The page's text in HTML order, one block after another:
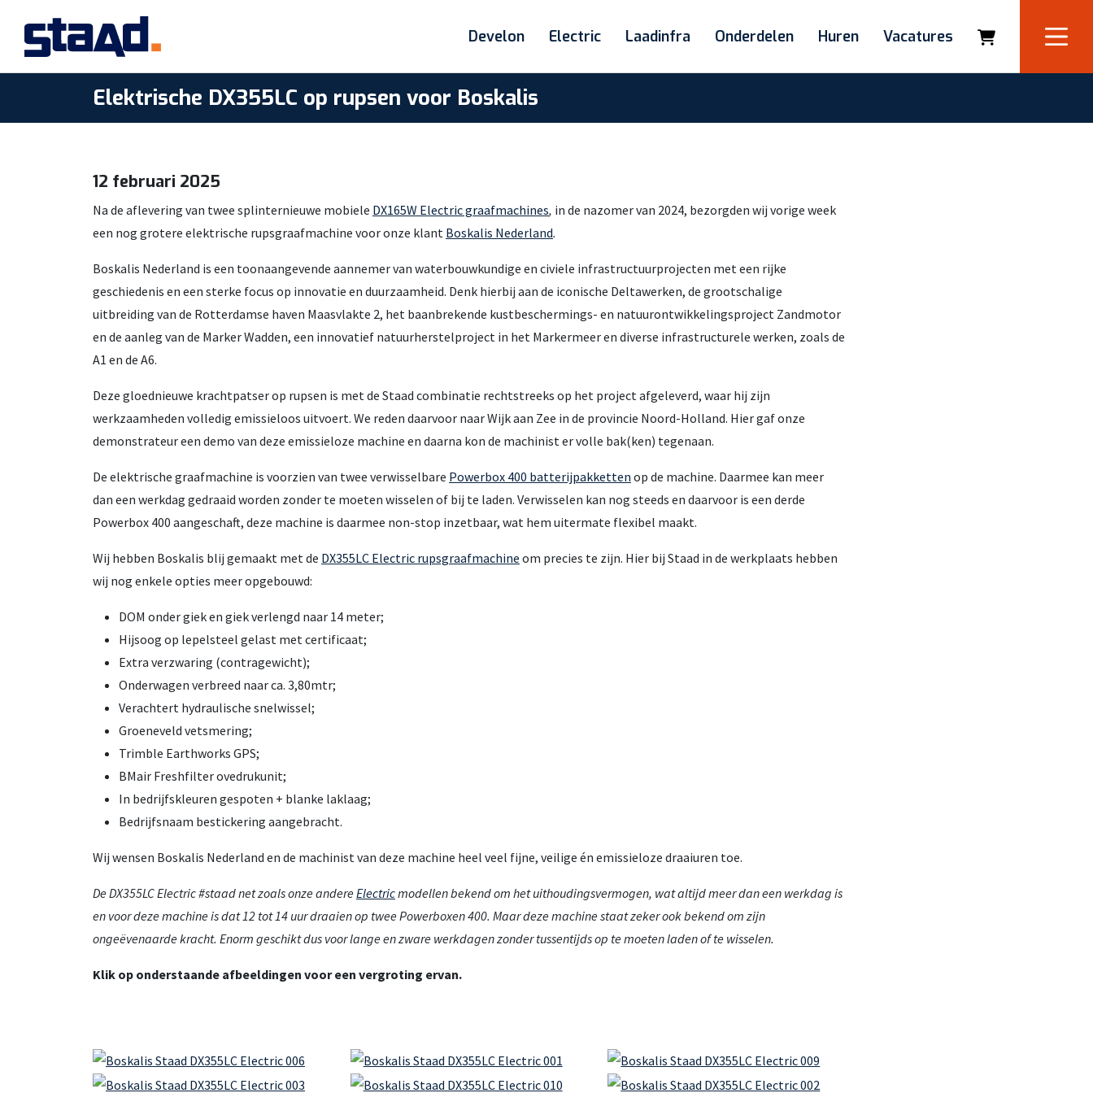
Develon Electric Laadinfra Onderdelen Huren Vacatures
Elektrische DX355LC op rupsen voor Boskalis
12 februari 2025
Na de aflevering van twee splinternieuwe mobiele DX165W Electric graafmachines, in de nazomer van 2024, bezorgden wij vorige week
een nog grotere elektrische rupsgraafmachine voor onze klant Boskalis Nederland.
Boskalis Nederland is een toonaangevende aannemer van waterbouwkundige en civiele infrastructuurprojecten met een rijke
geschiedenis en een sterke focus op innovatie en duurzaamheid. Denk hierbij aan de iconische Deltawerken, de grootschalige
uitbreiding van de Rotterdamse haven Maasvlakte 2, het baanbrekende kustbeschermings- en natuurontwikkelingsproject Zandmotor
en de aanleg van de Marker Wadden, een innovatief natuurherstelproject in het Markermeer en diverse infrastructurele werken, zoals de
A1 en de A6.
Deze gloednieuwe krachtpatser op rupsen is met de Staad combinatie rechtstreeks op het project afgeleverd, waar hij zijn
werkzaamheden volledig emissieloos uitvoert. We reden daarvoor naar Wijk aan Zee in de provincie Noord-Holland. Hier gaf onze
demonstrateur een demo van deze emissieloze machine en daarna kon de machinist er volle bak(ken) tegenaan.
De elektrische graafmachine is voorzien van twee verwisselbare Powerbox 400 batterijpakketten op de machine. Daarmee kan meer
dan een werkdag gedraaid worden zonder te moeten wisselen of bij te laden. Verwisselen kan nog steeds en daarvoor is een derde
Powerbox 400 aangeschaft, deze machine is daarmee non-stop inzetbaar, wat hem uitermate flexibel maakt.
Wij hebben Boskalis blij gemaakt met de DX355LC Electric rupsgraafmachine om precies te zijn. Hier bij Staad in de werkplaats hebben
wij nog enkele opties meer opgebouwd:
DOM onder giek en giek verlengd naar 14 meter;
Hijsoog op lepelsteel gelast met certificaat;
Extra verzwaring (contragewicht);
Onderwagen verbreed naar ca. 3,80mtr;
Verachtert hydraulische snelwissel;
Groeneveld vetsmering;
Trimble Earthworks GPS;
BMair Freshfilter ovedrukunit;
In bedrijfskleuren gespoten + blanke laklaag;
Bedrijfsnaam bestickering aangebracht.
Wij wensen Boskalis Nederland en de machinist van deze machine heel veel fijne, veilige én emissieloze draaiuren toe.
De DX355LC Electric #staad net zoals onze andereElectricmodellen bekend om het uithoudingsvermogen, wat altijd meer dan een werkdag is
en voor deze machine is dat 12 tot 14 uur draaien op twee Powerboxen 400. Maar deze machine staat zeker ook bekend om zijn
ongeëvenaarde kracht. Enorm geschikt dus voor lange en zware werkdagen zonder tussentijds op te moeten laden of te wisselen.
Klik op onderstaande afbeeldingen voor een vergroting ervan.